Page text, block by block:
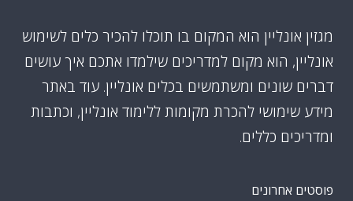
מגזין אונליין הוא המקום בו תוכלו להכיר כלים לשימוש
אונליין, הוא מקום למדריכים שילמדו אתכם איך עושים
דברים שונים ומשתמשים בכלים אונליין. עוד באתר
מידע שימושי להכרת מקומות ללימוד אונליין, וכתבות
ומדריכים כללים.
פוסטים אחרונים